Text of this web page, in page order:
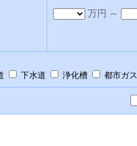
万円 ～
下水道 浄化槽 都市ガス